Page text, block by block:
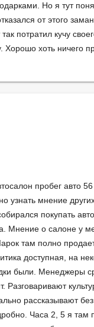
Но я тут
от этого
потратил кучу
Хорошо хоть ничего
пробег авто
узнать мнение
покупать
Мнение о салоне у
там полно
доступная, на
были. Менеджеры
Разговаривают
рассказывают
Часа 2, 5 я там